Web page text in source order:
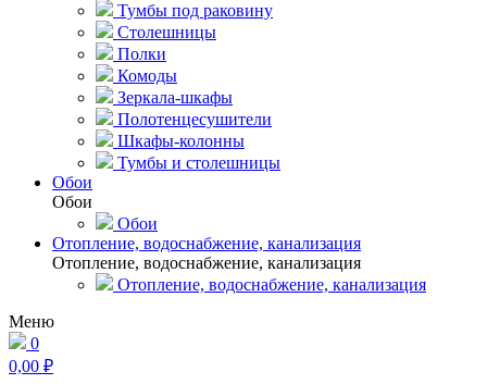
Тумбы под раковину
Столешницы
Полки
Комоды
Зеркала-шкафы
Полотенцесушители
Шкафы-колонны
Тумбы и столешницы
Обои
Обои
Обои
Отопление, водоснабжение, канализация
Отопление, водоснабжение, канализация
Отопление, водоснабжение, канализация
Меню
0
0,00 ₽